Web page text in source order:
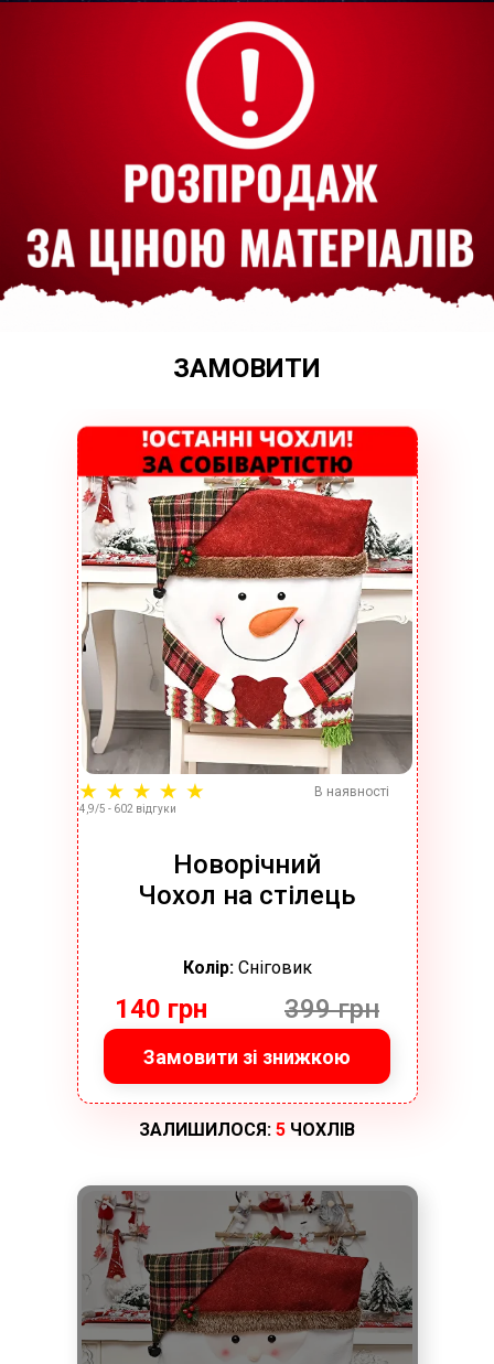
ЗАМОВИТИ
Замовити зі знижкою
В наявності
4,9/5 - 602 відгуки
Новорічний
Чохол на стілець
140 грн 399 грн
Колір:Сніговик
ЗАЛИШИЛОСЯ: 5 ЧОХЛІВ